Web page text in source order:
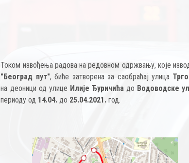
Током извођења радова на редовном одржвању, које
"Београд пут", биће затворена за саобраћај улица
на деоници од улице Илије Ђуричићадо Водоводске
периоду од 14.04. до 25.04.2021. год.